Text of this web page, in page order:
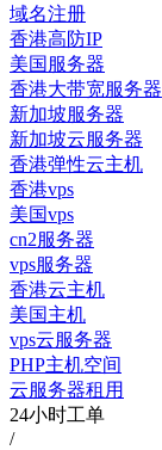
域名注册
香港高防IP
美国服务器
香港大带宽服务器
新加坡服务器
新加坡云服务器
香港弹性云主机
香港vps
美国vps
cn2服务器
vps服务器
香港云主机
美国主机
vps云服务器
PHP主机空间
云服务器租用
24小时工单
/